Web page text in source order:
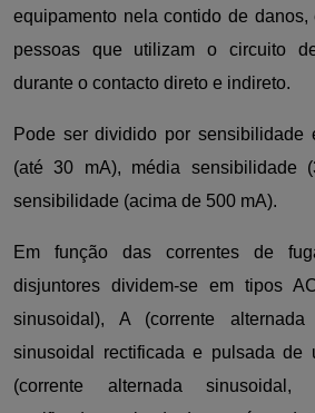
equipamento nela contido de danos,
pessoas que utilizam o circuito
durante o contacto direto e indireto.
Pode ser dividido por sensibilidade
(até 30 mA), média sensibilidade
sensibilidade (acima de 500 mA).
Em função das correntes de
disjuntores dividem-se em tipos
sinusoidal), A (corrente alternada
sinusoidal rectificada e pulsada de
(corrente alternada sinusoidal,